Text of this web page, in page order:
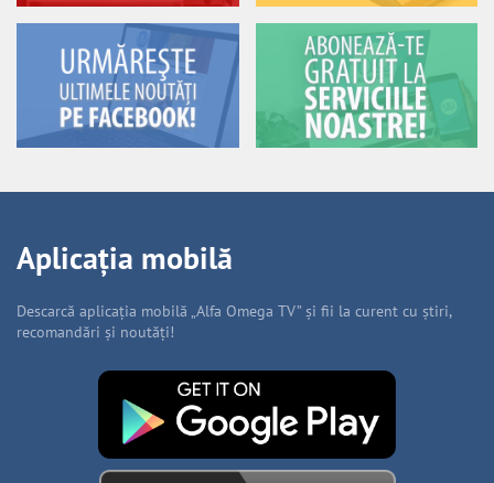
Aplicația mobilă
Descarcă aplicația mobilă „Alfa Omega TV” și fii la curent cu știri,
recomandări și noutăți!